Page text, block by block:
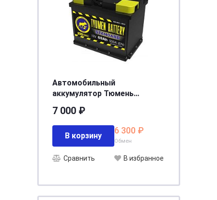
Автомобильный
аккумулятор Тюмень
Ca/Ca [д242ш175в190/520]
[L2]
7 000 ₽
6 300 ₽
Обмен
В корзину
Сравнить В избранное